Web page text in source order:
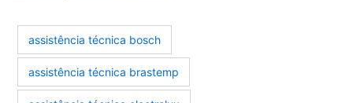
assistência técnica bosch
assistência técnica brastemp